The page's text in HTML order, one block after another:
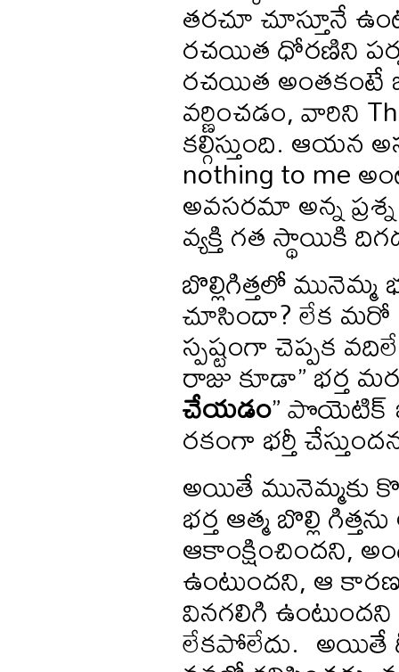
తరచూ చూస్తూనే
రచయిత ధోరణిని
రచయిత అంతకంటే
వర్ణించడం, వారిని
కల్గిస్తుంది. ఆయన
nothing to me
అవసరమా అన్న
వ్యక్తి గత స్థాయికి
బొల్లిగిత్తలో మునెమ్మ
చూసిందా? లేక మరో
స్పష్టంగా చెప్పక
రాజు కూడా” భర్త
చేయడం” పొయెటిక్
రకంగా భర్తీ
అయితే మునెమ్మకు
భర్త ఆత్మ బొల్లి
ఆకాంక్షించిందని,
ఉంటుందని, ఆ
వినగలిగి
లేకపోలేదు. అయితే